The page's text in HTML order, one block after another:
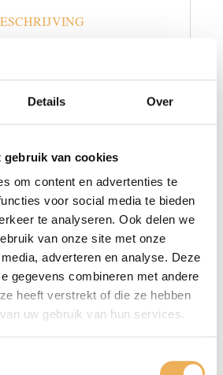
Details Over
gebruik van cookies
om content en advertenties te
voor social media te bieden
te analyseren. Ook delen we
van onze site met onze
adverteren en analyse. Deze
gegevens combineren met andere
heeft verstrekt of die ze hebben
uw gebruik van hun services.
het beste groeien in
grond. Ze bezitten
Er zijn
weinig onderling.
van kleur en licht van
perfect gebruikt worden
verpakkingsmaterialen,
papier en karton.
ook worden gebruikt voor
en klompen. De
een veelzijdig product die
doeleinden gebruikt kan
deze er bovendien ook